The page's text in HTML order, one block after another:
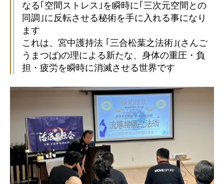
なる｢空間ストレス｣を瞬時に｢三次元空間との
同調｣に反転させる秘術を手に入れる事になり
ます
これは、宮中護持法 ｢三合松葉之法術｣(さんご
うまつば)の理による新たな、身体の重圧・負
担・疲労を瞬時に消滅させる世界です